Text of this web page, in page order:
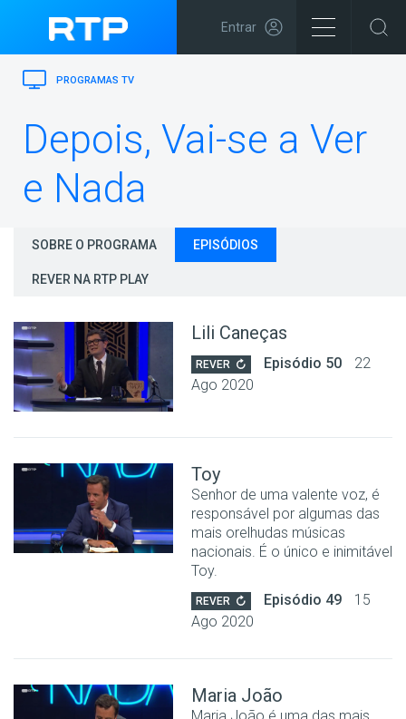
Entrar
PROGRAMAS TV
Depois, Vai-se a Ver
e Nada
SOBRE O PROGRAMA EPISÓDIOS
REVER NA RTP PLAY
Lili Caneças
REVER Episódio 50
22
Ago 2020
Toy
Senhor de uma valente voz, é
responsável por algumas das
mais orelhudas músicas
nacionais. É o único e inimitável
Toy.
REVER Episódio 49
15
Ago 2020
Maria João
Maria João é uma das mais